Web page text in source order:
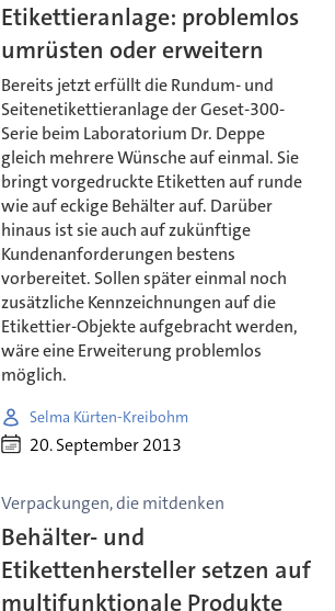
Etikettieranlage: problemlos
umrüsten oder erweitern
Bereits jetzt erfüllt die Rundum- und
Seitenetikettieranlage der Geset-300-
Serie beim Laboratorium Dr. Deppe
gleich mehrere Wünsche auf einmal. Sie
bringt vorgedruckte Etiketten auf runde
wie auf eckige Behälter auf. Darüber
hinaus ist sie auch auf zukünftige
Kundenanforderungen bestens
vorbereitet. Sollen später einmal noch
zusätzliche Kennzeichnungen auf die
Etikettier-Objekte aufgebracht werden,
wäre eine Erweiterung problemlos
möglich.
Selma Kürten-Kreibohm
20. September 2013
Verpackungen, die mitdenken
Behälter- und
Etikettenhersteller setzen auf
multifunktionale Produkte